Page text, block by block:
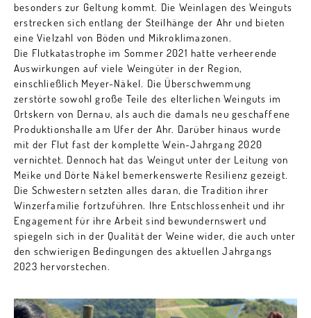
besonders zur Geltung kommt. Die Weinlagen des Weinguts
erstrecken sich entlang der Steilhänge der Ahr und bieten
eine Vielzahl von Böden und Mikroklimazonen.
Die Flutkatastrophe im Sommer 2021 hatte verheerende
Auswirkungen auf viele Weingüter in der Region,
einschließlich Meyer-Näkel. Die Überschwemmung
zerstörte sowohl große Teile des elterlichen Weinguts im
Ortskern von Dernau, als auch die damals neu geschaffene
Produktionshalle am Ufer der Ahr. Darüber hinaus wurde
mit der Flut fast der komplette Wein-Jahrgang 2020
vernichtet. Dennoch hat das Weingut unter der Leitung von
Meike und Dörte Näkel bemerkenswerte Resilienz gezeigt.
Die Schwestern setzten alles daran, die Tradition ihrer
Winzerfamilie fortzuführen. Ihre Entschlossenheit und ihr
Engagement für ihre Arbeit sind bewundernswert und
spiegeln sich in der Qualität der Weine wider, die auch unter
den schwierigen Bedingungen des aktuellen Jahrgangs
2023 hervorstechen.